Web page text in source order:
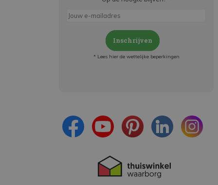
Inschrijven
* Lees hier de wettelijke beperkingen